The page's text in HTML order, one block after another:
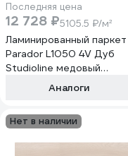
Последняя цена
12 728 ₽5105.5 ₽/м²
Ламинированный паркет
Parador L1050 4V Дуб
Studioline медовый
натуральный (2,493 кв.м.)
Аналоги
Нет в наличии